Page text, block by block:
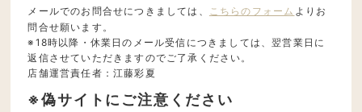
メールでのお問合せにつきましては、 こちらのフォーム よりお
問合せ願います。
※18時以降・休業日のメール受信につきましては、翌営業日に
返信させていただきますのでご了承ください。
店舗運営責任者：江藤彩夏
※偽サイトにご注意ください